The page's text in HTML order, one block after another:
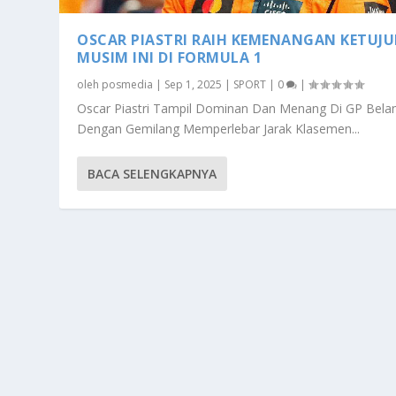
OSCAR PIASTRI RAIH KEMENANGAN
MUSIM INI DI FORMULA 1
oleh posmedia | Sep 1, 2025 | SPORT | 0 |
Oscar Piastri Tampil Dominan Dan Menang Di GP
Dengan Gemilang Memperlebar Jarak Klasemen...
BACA SELENGKAPNYA